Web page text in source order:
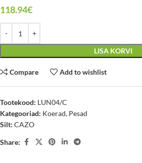
118.94€
LISA KORVI
Compare Add to wishlist
Tootekood: LUN04/C
Kategooriad: Koerad, Pesad
Silt: CAZO
Share: